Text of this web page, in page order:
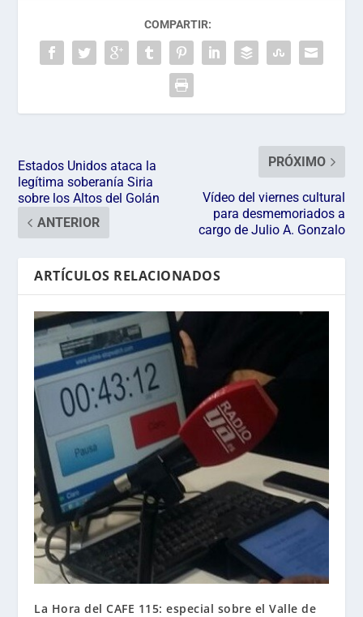
COMPARTIR:
Estados Unidos ataca la
legítima soberanía Siria
sobre los Altos del Golán
ANTERIOR
PRÓXIMO
Vídeo del viernes cultural
para desmemoriados a
cargo de Julio A. Gonzalo
ARTÍCULOS RELACIONADOS
La Hora del CAFE 115: especial sobre el Valle de